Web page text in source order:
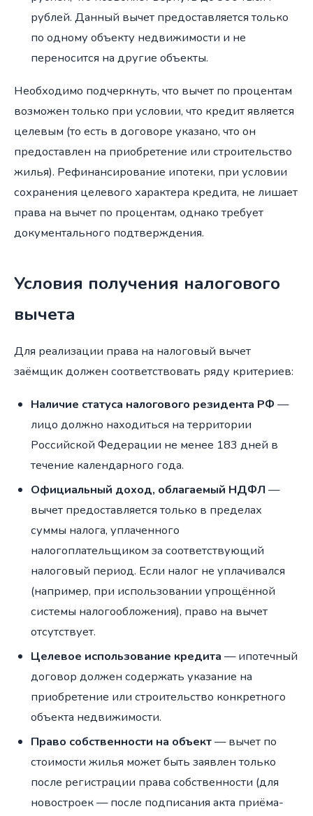
рублей. Данный вычет предоставляется только
по одному объекту недвижимости и не
переносится на другие объекты.
Необходимо подчеркнуть, что вычет по процентам
возможен только при условии, что кредит является
целевым (то есть в договоре указано, что он
предоставлен на приобретение или строительство
жилья). Рефинансирование ипотеки, при условии
сохранения целевого характера кредита, не лишает
права на вычет по процентам, однако требует
документального подтверждения.
Условия получения налогового
вычета
Для реализации права на налоговый вычет
заёмщик должен соответствовать ряду критериев:
Наличие статуса налогового резидента РФ —
лицо должно находиться на территории
Российской Федерации не менее 183 дней в
течение календарного года.
Официальный доход, облагаемый НДФЛ —
вычет предоставляется только в пределах
суммы налога, уплаченного
налогоплательщиком за соответствующий
налоговый период. Если налог не уплачивался
(например, при использовании упрощённой
системы налогообложения), право на вычет
отсутствует.
Целевое использование кредита — ипотечный
договор должен содержать указание на
приобретение или строительство конкретного
объекта недвижимости.
Право собственности на объект— вычет по
стоимости жилья может быть заявлен только
после регистрации права собственности (для
новостроек — после подписания акта приёма-